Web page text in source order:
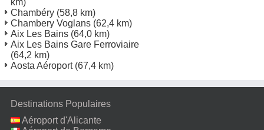
Chambéry (58,8 km)
Chambery Voglans (62,4 km)
Aix Les Bains (64,0 km)
Aix Les Bains Gare Ferroviaire
(64,2 km)
Aosta Aéroport(67,4 km)
Destinations Populaires
Aéroport d'Alicante